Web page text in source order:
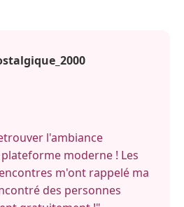
l'ambiance
moderne ! Les
m'ont rappelé ma
des personnes